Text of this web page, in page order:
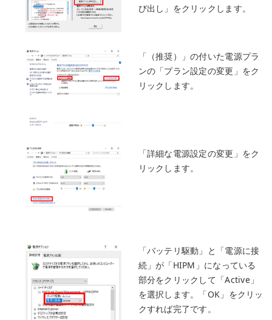
び出し」をクリックします。
「（推奨）」の付いた電源プラ
ンの「プラン設定の変更」をク
リックします。
「詳細な電源設定の変更」をク
リックします。
「バッテリ駆動」と「電源に接
続」が「HIPM」になっている
部分をクリックして「Active」
を選択します。「OK」をクリッ
クすれば完了です。